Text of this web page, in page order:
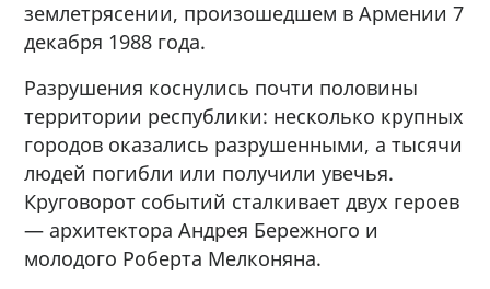
землетрясении, произошедшем в Армении 7
декабря 1988 года.
Разрушения коснулись почти половины
территории республики: несколько крупных
городов оказались разрушенными, а тысячи
людей погибли или получили увечья.
Круговорот событий сталкивает двух героев
— архитектора Андрея Бережного и
молодого Роберта Мелконяна.